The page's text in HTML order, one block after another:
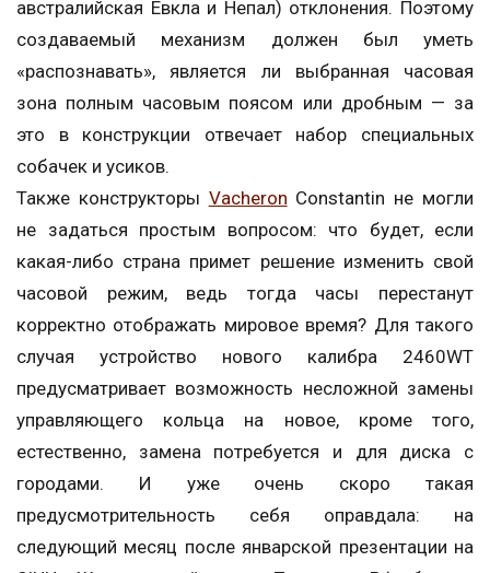
австралийская Евкла и Непал) отклонения. Поэтому
создаваемый механизм должен был уметь
«распознавать», является ли выбранная часовая
зона полным часовым поясом или дробным — за
это в конструкции отвечает набор специальных
собачек и усиков.
Также конструкторы Vacheron Constantin не могли
не задаться простым вопросом: что будет, если
какая-либо страна примет решение изменить свой
часовой режим, ведь тогда часы перестанут
корректно отображать мировое время? Для такого
случая устройство нового калибра 2460WT
предусматривает возможность несложной замены
управляющего кольца на новое, кроме того,
естественно, замена потребуется и для диска с
городами. И уже очень скоро такая
предусмотрительность себя оправдала: на
следующий месяц после январской презентации на